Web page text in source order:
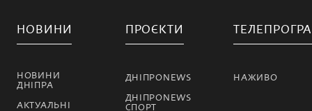
НОВИНИ
НОВИНИ
ДНІПРА
АКТУАЛЬНІ
ПРОЄКТИ
ДНІПРОNEWS
ДНІПРОNEWS
СПОРТ
НАЖИВО